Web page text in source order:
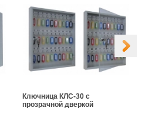
Ключница КЛС-30 с
прозрачной дверкой